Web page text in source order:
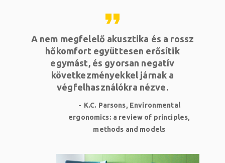
format_quote
A nem megfelelő akusztika és a rossz
hőkomfort együttesen erősítik
egymást, és gyorsan negatív
következményekkel járnak a
végfelhasználókra nézve.
K.C. Parsons, Environmental
ergonomics: a review of principles,
methods and models